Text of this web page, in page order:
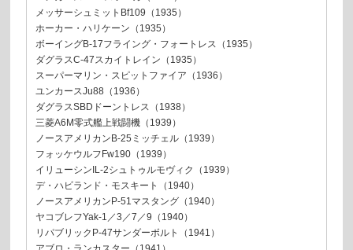
メッサーシュミットBf109（1935）
ホーカー・ハリケーン（1935）
ボーイングB-17フライング・フォートレス（1935）
ダグラスC-47スカイトレイン（1935）
スーパーマリン・スピットファイア（1936）
ユンカースJu88（1936）
ダグラスSBDドーントレス（1938）
三菱A6M零式艦上戦闘機（1939）
ノースアメリカンB-25ミッチェル（1939）
フォッケウルフFw190（1939）
イリューシンIL-2シュトゥルモヴィク（1939）
デ・ハビランド・モスキート（1940）
ノースアメリカンP-51マスタング（1940）
ヤコブレフYak-1／3／7／9（1940）
リパブリックP-47サンダーボルト（1941）